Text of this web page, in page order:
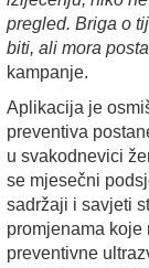
pregled. Briga o
biti, ali mora
kampanje.
Aplikacija je
preventiva
u svakodnevici
se mjesečni
sadržaji i savjeti
promjenama koje
preventivne